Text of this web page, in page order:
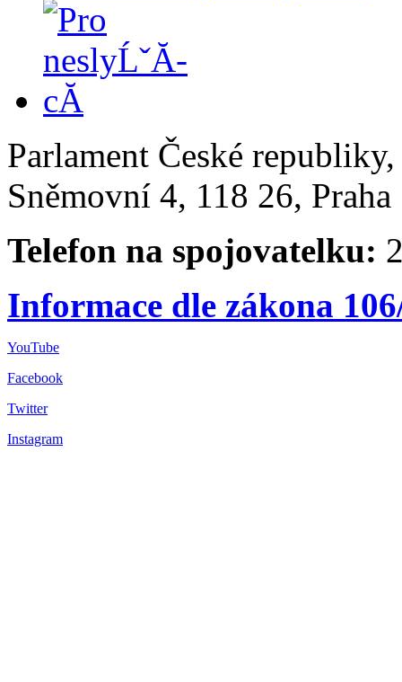
Parlament České
Sněmovní 4, 118 26,
Telefon na spojovatelku:
Informace dle zákona
YouTube
Facebook
Twitter
Instagram